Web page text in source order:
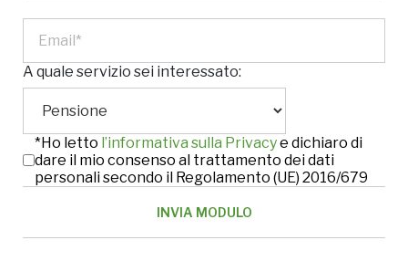
A quale servizio sei interessato:
*Ho letto l’informativa sulla Privacye dichiaro di
dare il mio consenso al trattamento dei dati
personali secondo il Regolamento (UE) 2016/679